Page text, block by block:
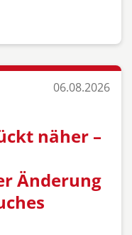
06.08.2026
näher –
Änderung